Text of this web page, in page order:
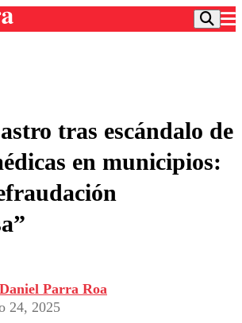
TV
Colo
Internacional
Nacional
Social
tras escándalo de
en municipios:
Daniel Parra Roa
24, 2025